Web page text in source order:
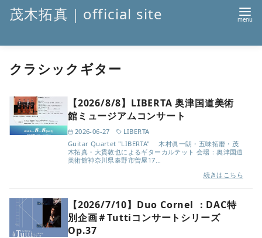
茂木拓真｜official site
クラシックギター
【2026/8/8】LIBERTA 奥津国道美術
館ミュージアムコンサート
2026-06-27
LIBERTA
Guitar Quartet "LIBERTA" 木村眞一朗・五味拓磨・茂
木拓真・大貫敦也によるギターカルテット 会場：奥津国道
美術館神奈川県秦野市曽屋17…
続きはこちら
【2026/7/10】Duo Cornel ：DAC特
別企画＃Tuttiコンサートシリーズ
Op.37